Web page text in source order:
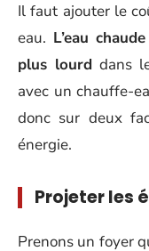
Il faut ajouter le
eau. L’eau
plus lourd dans
avec un chauffe-
donc sur deux
énergie.
Projeter les
Prenons un foyer